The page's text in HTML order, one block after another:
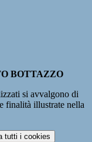
BOTTAZZO
si avvalgono di
finalità illustrate nella
tutti i cookies